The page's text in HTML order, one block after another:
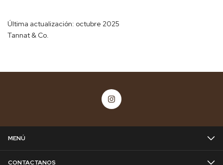
Última actualización: octubre 2025
Tannat & Co.
MENÚ
CONTACTANOS